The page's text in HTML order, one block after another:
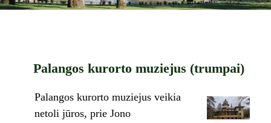
Palangos kurorto muziejus (trumpai)
Palangos kurorto muziejus veikia
netoli jūros, prie Jono